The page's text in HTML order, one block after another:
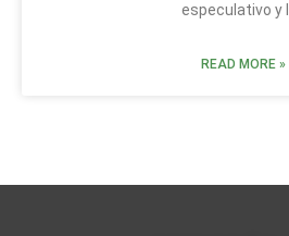
especulativo y
READ MORE »